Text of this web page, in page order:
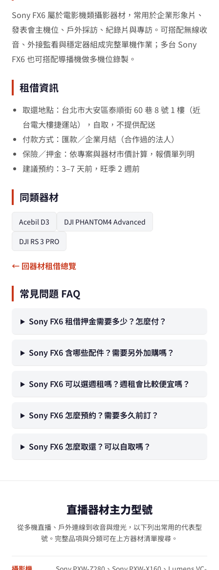
Sony FX6 屬於電影機類攝影器材，常用於企業形象片、
發表會主機位、戶外採訪、紀錄片與專訪。可搭配無線收
音、外接監看與穩定器組成完整單機作業；多台 Sony
FX6 也可搭配導播機做多機位錄製。
租借資訊
取還地點：台北市大安區泰順街 60 巷 8 號 1 樓（近
台電大樓捷運站），自取，不提供配送
付款方式：匯款／企業月結（合作過的法人）
保險／押金：依專案與器材市價計算，報價單列明
建議預約：3–7 天前，旺季 2 週前
同類器材
Acebil D3
DJI PHANTOM4 Advanced
DJI RS 3 PRO
← 回器材租借總覽
常見問題 FAQ
Sony FX6 租借押金需要多少？怎麼付？
Sony FX6 含哪些配件？需要另外加購嗎？
Sony FX6 可以選週租嗎？週租會比較便宜嗎？
Sony FX6 怎麼預約？需要多久前訂？
Sony FX6 怎麼取還？可以自取嗎？
直播器材主力型號
從多機直播、戶外連線到收音與燈光，以下列出常用的代表型
號。完整品項與分類可在上方器材清單搜尋。